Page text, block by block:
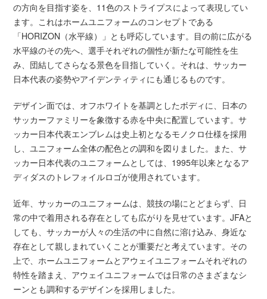
の方向を目指す姿を、11色のストライプスによって表現してい
ます。これはホームユニフォームのコンセプトである
「HORIZON（水平線）」とも呼応しています。目の前に広がる
水平線のその先へ、選手それぞれの個性が新たな可能性を生
み、団結してさらなる景色を目指していく。それは、サッカー
日本代表の姿勢やアイデンティティにも通じるものです。
デザイン面では、オフホワイトを基調としたボディに、日本の
サッカーファミリーを象徴する赤を中央に配置しています。サ
ッカー日本代表エンブレムは史上初となるモノクロ仕様を採用
し、ユニフォーム全体の配色との調和を図りました。また、サ
ッカー日本代表のユニフォームとしては、1995年以来となるア
ディダスのトレフォイルロゴが使用されています。
近年、サッカーのユニフォームは、競技の場にとどまらず、日
常の中で着用される存在としても広がりを見せています。JFAと
しても、サッカーが人々の生活の中に自然に溶け込み、身近な
存在として親しまれていくことが重要だと考えています。その
上で、ホームユニフォームとアウェイユニフォームそれぞれの
特性を踏まえ、アウェイユニフォームでは日常のさまざまなシ
ーンとも調和するデザインを採用しました。